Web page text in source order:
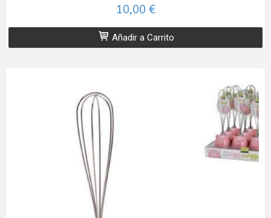
10,00 €
Añadir a Carrito